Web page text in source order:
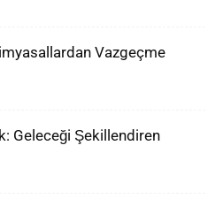
Vazgeçme
Geleceği Şekillendiren